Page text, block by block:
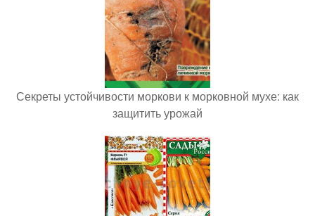
Секреты устойчивости моркови к морковной мухе: как
защитить урожай